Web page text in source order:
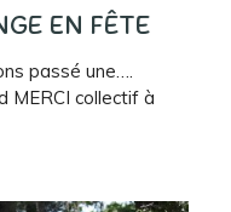
EN FÊTE
passé une….
MERCI collectif à